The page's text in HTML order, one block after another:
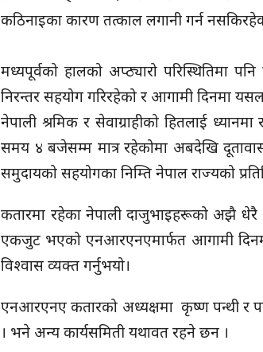
कठिनाइका कारण तत्काल लगानी गर्न
​मध्यपूर्वको हालको अप्ठ्यारो परिस्थितिमा
निरन्तर सहयोग गरिरहेको र आगामी दिनमा
​नेपाली श्रमिक र सेवाग्राहीको हितलाई
समय ४ बजेसम्म मात्र रहेकोमा अबदेखि
समुदायको सहयोगका निम्ति नेपाल राज्यको
​कतारमा रहेका नेपाली दाजुभाइहरूको अझै धेरै
एकजुट भएको एनआरएनएमार्फत आगामी
विश्वास व्यक्त गर्नुभयो।
एनआरएनए कतारको अध्यक्षमा कृष्ण पन्थी र
। भने अन्य कार्यसमिती यथावत रहने छन ।